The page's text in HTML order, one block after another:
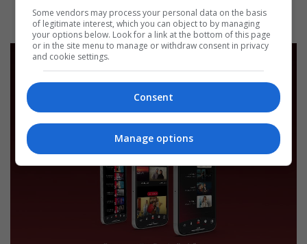
Some vendors may process your personal data on the basis
of legitimate interest, which you can object to by managing
your options below. Look for a link at the bottom of this page
or in the site menu to manage or withdraw consent in privacy
and cookie settings.
Consent
Manage options